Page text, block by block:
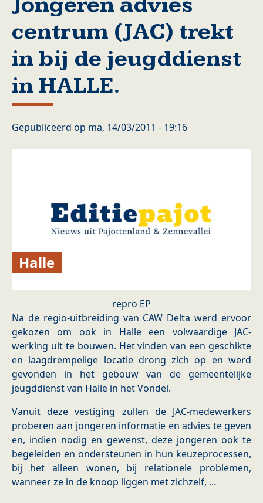
centrum (JAC) trekt
in bij de jeugddienst
in HALLE.
Gepubliceerd op ma, 14/03/2011 - 19:16
Halle
repro EP
Na de regio-uitbreiding van CAW Delta werd ervoor
gekozen om ook in Halle een volwaardige JAC-
werking uit te bouwen. Het vinden van een geschikte
en laagdrempelige locatie drong zich op en werd
gevonden in het gebouw van de gemeentelijke
jeugddienst van Halle in het Vondel.
Vanuit deze vestiging zullen de JAC-medewerkers
proberen aan jongeren informatie en advies te geven
en, indien nodig en gewenst, deze jongeren ook te
begeleiden en ondersteunen in hun keuzeprocessen,
bij het alleen wonen, bij relationele problemen,
wanneer ze in de knoop liggen met zichzelf, …